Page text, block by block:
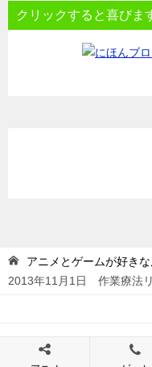
クリックすると喜びま
アニメとゲームが好き
2013年11月1日 作業療法
© 2017 アニメとゲームが好きな